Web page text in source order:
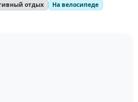
отдых
На велосипеде